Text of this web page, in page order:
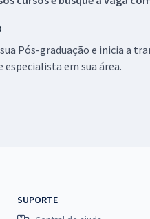
Pós-graduação e inicia a
em sua área.
SUPORTE